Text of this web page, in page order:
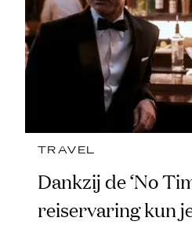
TRAVEL
Dankzij de ‘No
reiservaring kun